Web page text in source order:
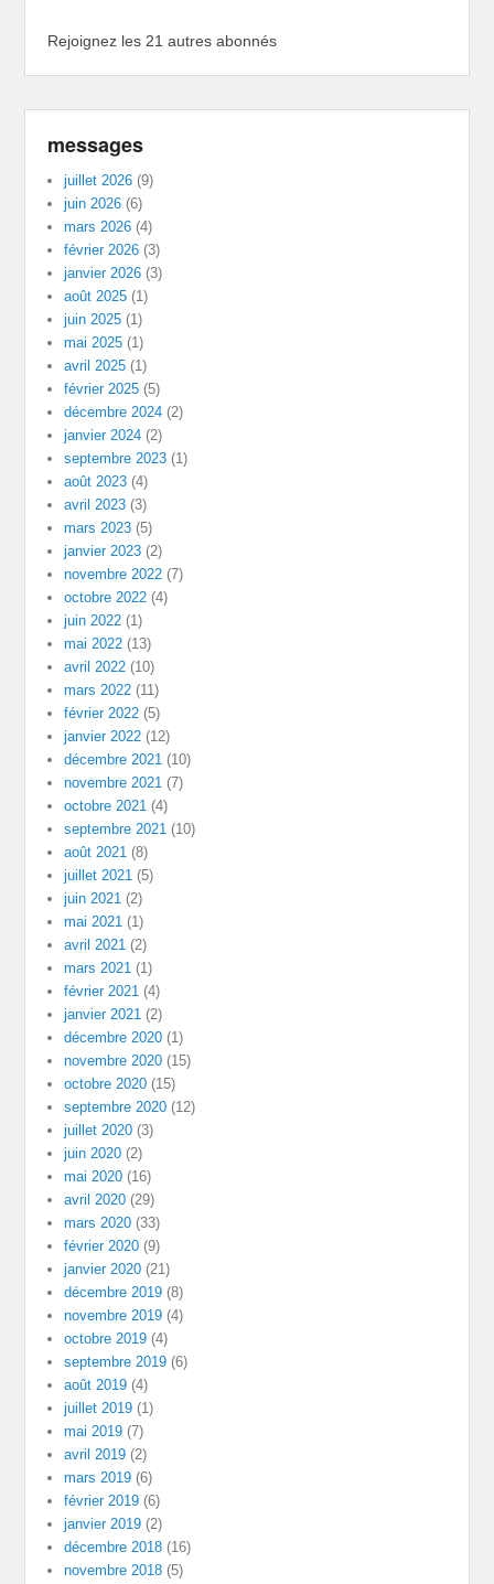
Rejoignez les 21 autres abonnés
messages
juillet 2026 (9)
juin 2026 (6)
mars 2026 (4)
février 2026 (3)
janvier 2026 (3)
août 2025 (1)
juin 2025 (1)
mai 2025 (1)
avril 2025 (1)
février 2025 (5)
décembre 2024 (2)
janvier 2024 (2)
septembre 2023 (1)
août 2023 (4)
avril 2023 (3)
mars 2023 (5)
janvier 2023 (2)
novembre 2022 (7)
octobre 2022 (4)
juin 2022 (1)
mai 2022 (13)
avril 2022 (10)
mars 2022 (11)
février 2022 (5)
janvier 2022 (12)
décembre 2021 (10)
novembre 2021 (7)
octobre 2021 (4)
septembre 2021 (10)
août 2021 (8)
juillet 2021 (5)
juin 2021 (2)
mai 2021 (1)
avril 2021 (2)
mars 2021 (1)
février 2021 (4)
janvier 2021 (2)
décembre 2020 (1)
novembre 2020 (15)
octobre 2020 (15)
septembre 2020 (12)
juillet 2020 (3)
juin 2020 (2)
mai 2020 (16)
avril 2020 (29)
mars 2020 (33)
février 2020 (9)
janvier 2020 (21)
décembre 2019 (8)
novembre 2019 (4)
octobre 2019 (4)
septembre 2019 (6)
août 2019 (4)
juillet 2019 (1)
mai 2019 (7)
avril 2019 (2)
mars 2019 (6)
février 2019 (6)
janvier 2019 (2)
décembre 2018 (16)
novembre 2018 (5)